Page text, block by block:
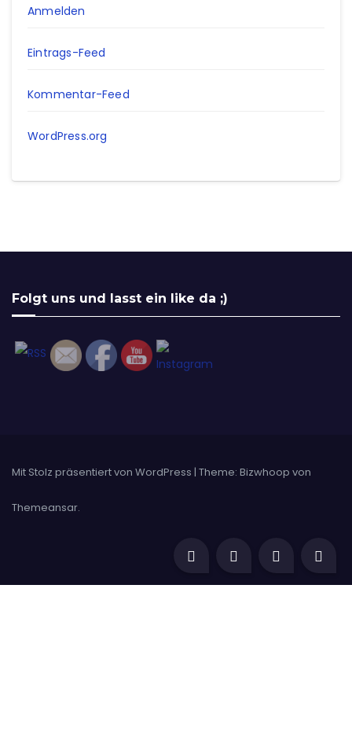
Anmelden
Eintrags-Feed
Kommentar-Feed
WordPress.org
Folgt uns und lasst ein like da ;)
Set Youtube Channel ID
Mit Stolz präsentiert von WordPress | Theme: Bizwhoop von
Themeansar.